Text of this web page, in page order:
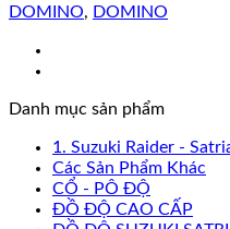
DOMINO, DOMINO
Danh mục sản phẩm
1. Suzuki Raider -
Các Sản Phẩm Khác
CỔ - PÔ ĐỘ
ĐỒ ĐỘ CAO CẤP